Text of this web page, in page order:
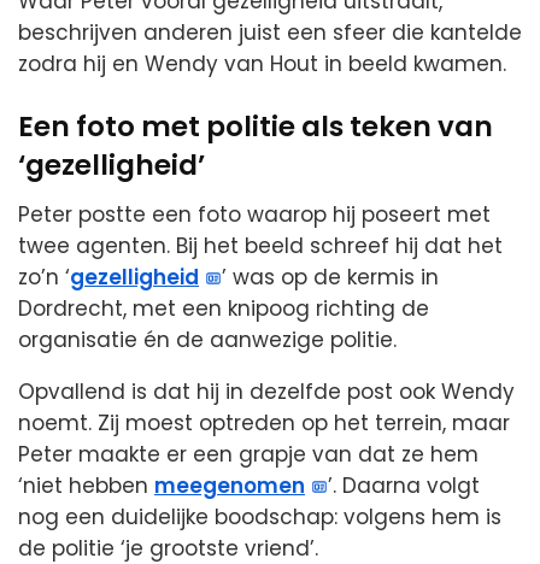
beschrijven anderen juist een sfeer die kantelde
zodra hij en Wendy van Hout in beeld kwamen.
Een foto met politie als teken van
‘gezelligheid’
Peter postte een foto waarop hij poseert met
twee agenten. Bij het beeld schreef hij dat het
zo’n ‘gezelligheid
’ was op de kermis in
Dordrecht, met een knipoog richting de
organisatie én de aanwezige politie.
Opvallend is dat hij in dezelfde post ook Wendy
noemt. Zij moest optreden op het terrein, maar
Peter maakte er een grapje van dat ze hem
‘niet hebben meegenomen
’. Daarna volgt
nog een duidelijke boodschap: volgens hem is
de politie ‘je grootste vriend’.